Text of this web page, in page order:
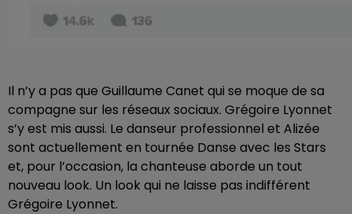
Il n’y a pas que Guillaume Canet qui se moque de sa
compagne sur les réseaux sociaux. Grégoire Lyonnet
s’y est mis aussi. Le danseur professionnel et Alizée
sont actuellement en tournée Danse avec les Stars
et, pour l’occasion, la chanteuse aborde un tout
nouveau look. Un look qui ne laisse pas indifférent
Grégoire Lyonnet.